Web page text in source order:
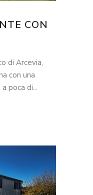
CON
di Arcevia,
con una
poca di...